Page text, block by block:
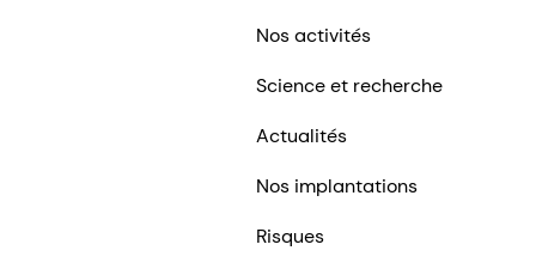
Nos activités
Science et recherche
Actualités
Nos implantations
Risques